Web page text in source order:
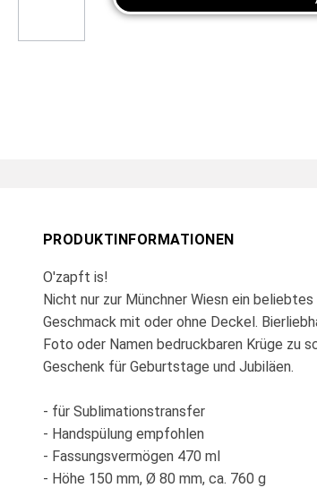
PRODUKTINFORMATIONEN
O'zapft is!
Nicht nur zur Münchner Wiesn ein
Geschmack mit oder ohne Deckel.
Foto oder Namen bedruckbaren Krüge zu
Geschenk für Geburtstage und Jubiläen.
- für Sublimationstransfer
- Handspülung empfohlen
- Fassungsvermögen 470 ml
- Höhe 150 mm, Ø 80 mm, ca. 760 g